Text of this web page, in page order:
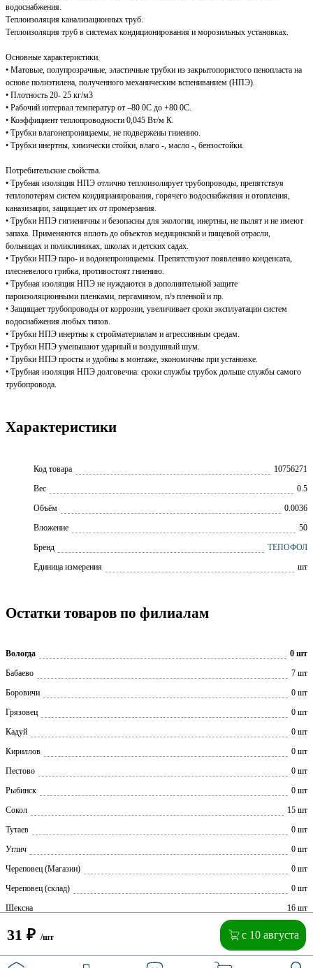
водоснабжения.
Теплоизоляция канализационных труб.
Теплоизоляция труб в системах кондиционирования и морозильных установках.
Основные характеристики.
• Матовые, полупрозрачные, эластичные трубки из закрытопористого пенопласта на
основе полиэтилена, полученного механическим вспениванием (НПЭ).
• Плотность 20- 25 кг/м3
• Рабочий интервал температур от –80 0С до +80 0С.
• Коэффициент теплопроводности 0,045 Вт/м К.
• Трубки влагонепроницаемы, не подвержены гниению.
• Трубки инертны, химически стойки, влаго -, масло -, бензостойки.
Потребительские свойства.
• Трубная изоляция НПЭ отлично теплоизолирует трубопроводы, препятствуя
теплопотерям систем кондицианирования, горячего водоснабжения и отопления,
каназизации, защищает их от промерзания.
• Трубки НПЭ гигиеничны и безопасны для экологии, инертны, не пылят и не имеют
запаха. Применяются вплоть до объектов медицинской и пищевой отрасли,
больницах и поликлиниках, школах и детских садах.
• Трубки НПЭ паро- и водонепроницаемы. Препятствуют появлению конденсата,
плесневелого грибка, противостоят гниению.
• Трубная изоляция НПЭ не нуждаются в дополнительной защите
пароизоляционными пленками, пергамином, п/э пленкой и пр.
• Защищает трубопроводы от коррозии, увеличивает сроки эксплуатации систем
водоснабжения любых типов.
• Трубки НПЭ инертны к стройматериалам и агрессивным средам.
• Трубки НПЭ уменьшают ударный и воздушный шум.
• Трубки НПЭ просты и удобны в монтаже, экономичны при установке.
• Трубная изоляция НПЭ долговечна: сроки службы трубок дольше службы самого
трубопровода.
Характеристики
Код товара
10756271
Вес
0.5
Объём
0.0036
Вложение
50
Бренд
ТЕПОФОЛ
Единица измерения
шт
Остатки товаров по филиалам
Вологда
0 шт
Бабаево
7 шт
Боровичи
0 шт
Грязовец
0 шт
Кадуй
0 шт
Кириллов
0 шт
Пестово
0 шт
Рыбинск
0 шт
Сокол
15 шт
Тутаев
0 шт
Углич
0 шт
Череповец (Магазин)
0 шт
Череповец (склад)
0 шт
Шексна
16 шт
31 ₽ /шт с 10 августа